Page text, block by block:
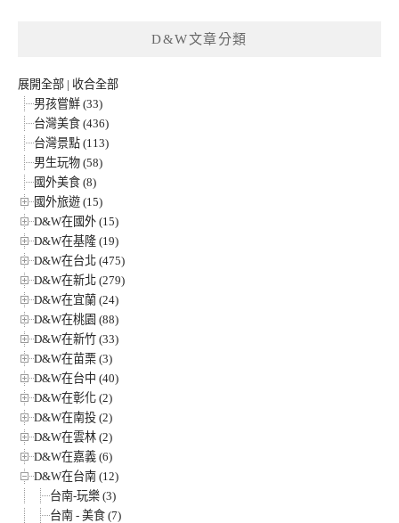
D&W文章分類
展開全部 | 收合全部
男孩嘗鮮 (33)
台灣美食 (436)
台灣景點 (113)
男生玩物 (58)
國外美食 (8)
國外旅遊 (15)
D&W在國外 (15)
D&W在基隆 (19)
D&W在台北 (475)
D&W在新北 (279)
D&W在宜蘭 (24)
D&W在桃園 (88)
D&W在新竹 (33)
D&W在苗栗 (3)
D&W在台中 (40)
D&W在彰化 (2)
D&W在南投 (2)
D&W在雲林 (2)
D&W在嘉義 (6)
D&W在台南 (12)
台南-玩樂 (3)
台南 - 美食 (7)